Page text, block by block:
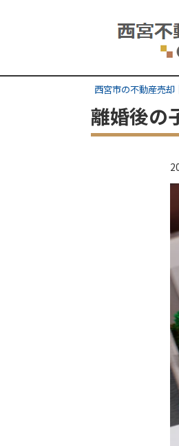
西宮市の不動産売却
離婚後の